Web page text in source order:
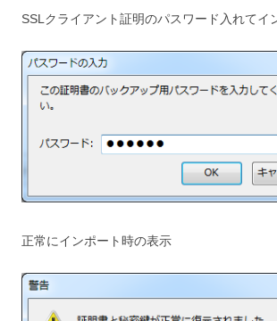
SSLクライアント証明のパスワード入れてイ
正常にインポート時の表示